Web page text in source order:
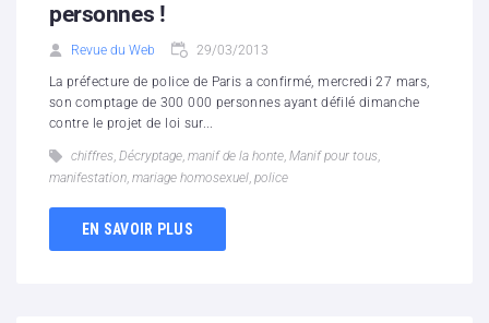
personnes !
Revue du Web 29/03/2013
La préfecture de police de Paris a confirmé, mercredi 27 mars,
son comptage de 300 000 personnes ayant défilé dimanche
contre le projet de loi sur...
chiffres, Décryptage, manif de la honte, Manif pour tous,
manifestation, mariage homosexuel, police
EN SAVOIR PLUS